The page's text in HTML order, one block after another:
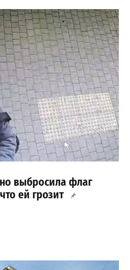
выбросила флаг
ей грозит